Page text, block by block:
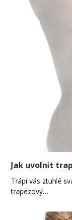
Jak uvolnit
Trápí vás ztuhlé
trapézový…